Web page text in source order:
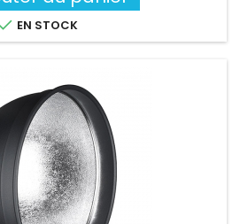
 EN STOCK